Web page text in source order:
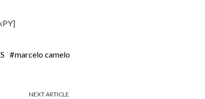
marcelo camelo
NEXT ARTICLE